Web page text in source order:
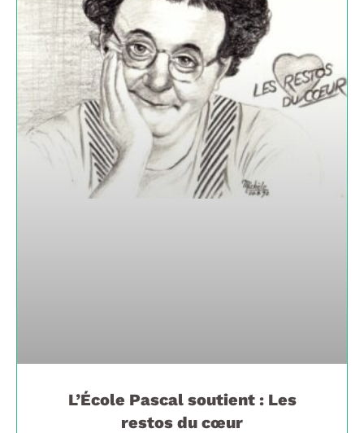
L’École Pascal soutient : Les
restos du cœur